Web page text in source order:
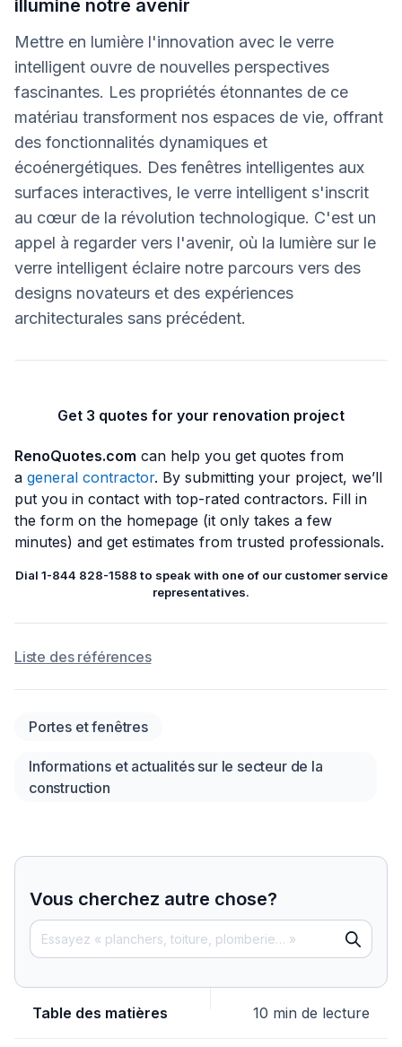
illumine notre avenir
Mettre en lumière l'innovation avec le verre
intelligent ouvre de nouvelles perspectives
fascinantes. Les propriétés étonnantes de ce
matériau transforment nos espaces de vie, offrant
des fonctionnalités dynamiques et
écoénergétiques. Des fenêtres intelligentes aux
surfaces interactives, le verre intelligent s'inscrit
au cœur de la révolution technologique. C'est un
appel à regarder vers l'avenir, où la lumière sur le
verre intelligent éclaire notre parcours vers des
designs novateurs et des expériences
architecturales sans précédent.
Get 3 quotes for your renovation project
RenoQuotes.com can help you get quotes from
a general contractor. By submitting your project, we’ll
put you in contact with top-rated contractors. Fill in
the form on the homepage (it only takes a few
minutes) and get estimates from trusted professionals.
Dial 1-844 828-1588 to speak with one of our customer service
representatives.
Liste des références
Portes et fenêtres
Informations et actualités sur le secteur de la
construction
Vous cherchez autre chose?
Table des matières 10 min de lecture